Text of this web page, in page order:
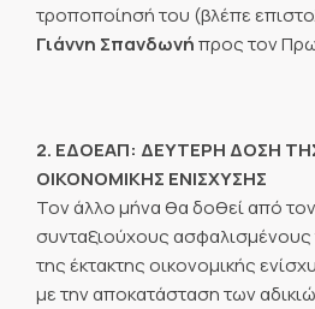
τροποποίησή του (βλέπε
Γιάννη Σπανδωνήπρος τον
2. ΕΔΟΕΑΠ: ΔΕΥΤΕΡΗ ΔΟΣΗ
ΟΙΚΟΝΟΜΙΚΗΣ ΕΝΙΣΧΥΣΗΣ
Τον άλλο μήνα θα δοθεί από τον
συνταξιούχους
της έκτακτης οικονομικής
με την αποκατάσταση των